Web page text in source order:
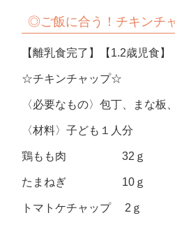
◎ご飯に合う！チキンチ
【離乳食完了】【1.2歳児食】
☆チキンチャップ☆
〈必要なもの〉包丁、まな板
〈材料〉子ども１人分
鶏もも肉 32ｇ
たまねぎ 10ｇ
トマトケチャップ 2ｇ